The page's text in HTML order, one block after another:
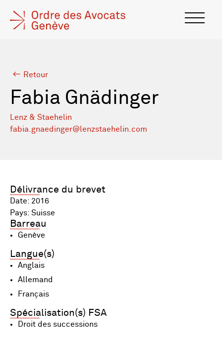
Retour
Fabia Gnädinger
Lenz & Staehelin
fabia.gnaedinger@lenzstaehelin.com
Délivrance du brevet
Date: 2016
Pays: Suisse
Barreau
Genève
Langue(s)
Anglais
Allemand
Français
Spécialisation(s) FSA
Droit des successions